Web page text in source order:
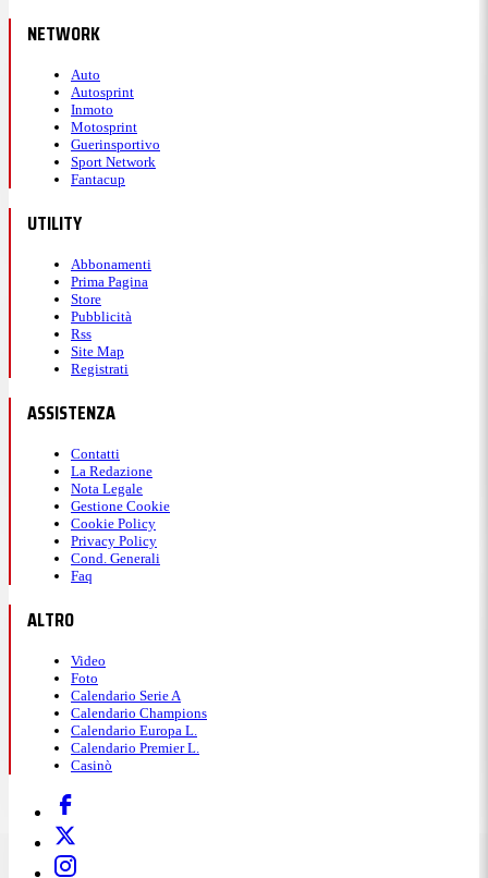
NETWORK
Auto
Autosprint
Inmoto
Motosprint
Guerinsportivo
Sport Network
Fantacup
UTILITY
Abbonamenti
Prima Pagina
Store
Pubblicità
Rss
Site Map
Registrati
ASSISTENZA
Contatti
La Redazione
Nota Legale
Gestione Cookie
Cookie Policy
Privacy Policy
Cond. Generali
Faq
ALTRO
Video
Foto
Calendario Serie A
Calendario Champions
Calendario Europa L.
Calendario Premier L.
Casinò